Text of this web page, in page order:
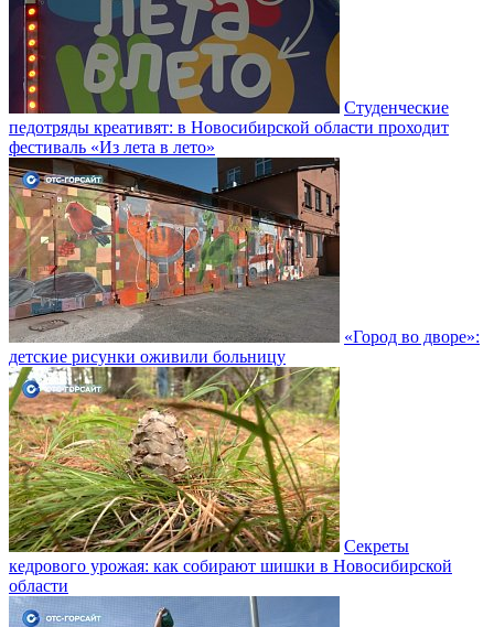
Студенческие
педотряды креативят: в Новосибирской области проходит
фестиваль «Из лета в лето»
«Город во дворе»:
детские рисунки оживили больницу
Секреты
кедрового урожая: как собирают шишки в Новосибирской
области